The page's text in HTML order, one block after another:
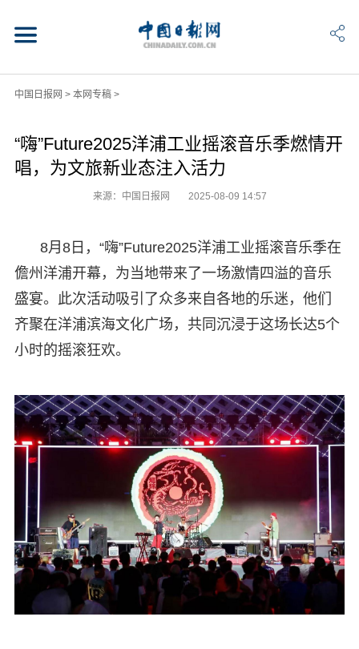
中国日报网 > 本网专稿>
“嗨”Future2025洋浦工业摇滚音乐季燃情开
唱，为文旅新业态注入活力
来源：中国日报网 2025-08-09 14:57
8月8日，“嗨”Future2025洋浦工业摇滚音乐季在
儋州洋浦开幕，为当地带来了一场激情四溢的音乐
盛宴。此次活动吸引了众多来自各地的乐迷，他们
齐聚在洋浦滨海文化广场，共同沉浸于这场长达5个
小时的摇滚狂欢。